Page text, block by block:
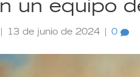
un equipo
13 de junio de 2024 0